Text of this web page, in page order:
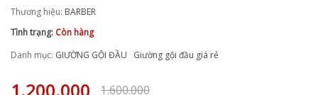
Thương hiệu: BARBER
Tình trạng: Còn hàng
Danh mục: GIƯỜNG GỘI ĐẦU Giường gội đầu giá rẻ
1.600.000